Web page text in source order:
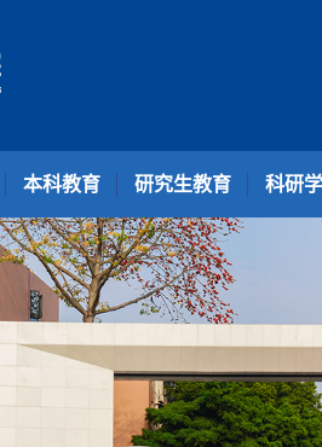
本科教育 研究生教育 科研